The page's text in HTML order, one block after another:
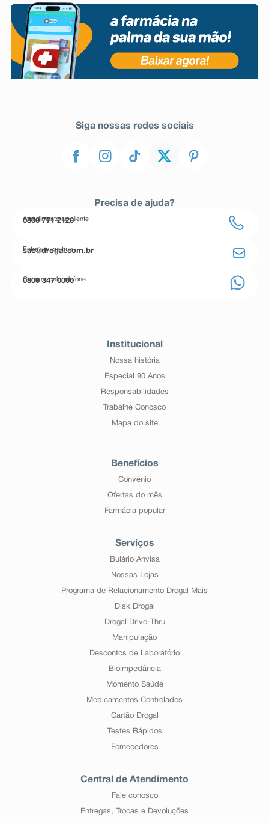
Siga nossas redes sociais
Precisa de ajuda?
Atendimento ao cliente
0800 771 2120
Entre em contato
sac@drogal.com.br
Compre pelo telefone
0800 347 0000
Institucional
Nossa história
Especial 90 Anos
Responsabilidades
Trabalhe Conosco
Mapa do site
Benefícios
Convênio
Ofertas do mês
Farmácia popular
Serviços
Bulário Anvisa
Nossas Lojas
Programa de Relacionamento Drogal Mais
Disk Drogal
Drogal Drive-Thru
Manipulação
Descontos de Laboratório
Bioimpedância
Momento Saúde
Medicamentos Controlados
Cartão Drogal
Testes Rápidos
Fornecedores
Central de Atendimento
Fale conosco
Entregas, Trocas e Devoluções